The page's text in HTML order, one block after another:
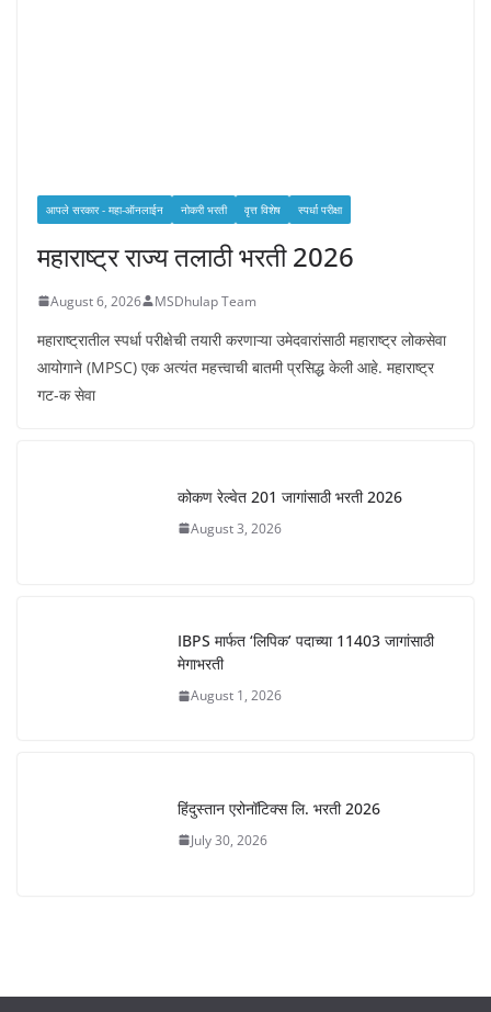
आपले सरकार - महा-ऑनलाईन नोकरी भरती वृत्त विशेष स्पर्धा परीक्षा
महाराष्ट्र राज्य तलाठी भरती 2026
August 6, 2026 MSDhulap Team
महाराष्ट्रातील स्पर्धा परीक्षेची तयारी करणाऱ्या उमेदवारांसाठी महाराष्ट्र लोकसेवा
आयोगाने (MPSC) एक अत्यंत महत्त्वाची बातमी प्रसिद्ध केली आहे. महाराष्ट्र
गट-क सेवा
कोकण रेल्वेत 201 जागांसाठी भरती 2026
August 3, 2026
IBPS मार्फत ‘लिपिक’ पदाच्या 11403 जागांसाठी
मेगाभरती
August 1, 2026
हिंदुस्तान एरोनॉटिक्स लि. भरती 2026
July 30, 2026